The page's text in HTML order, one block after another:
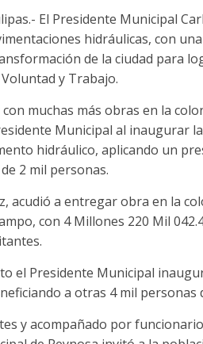
El Presidente Municipal
hidráulicas, con
de la ciudad para
y Trabajo.
muchas más obras en la
Municipal al inaugurar
hidráulico, aplicando un
2 mil personas.
acudió a entregar obra en la
con 4 Millones 220 Mil
el Presidente Municipal
a otras 4 mil
y acompañado por